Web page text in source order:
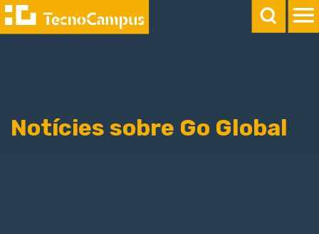
Notícies sobre Go Global